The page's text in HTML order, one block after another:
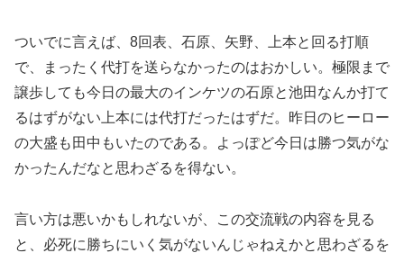
ついでに言えば、8回表、石原、矢野、上本と回る打順
で、まったく代打を送らなかったのはおかしい。極限まで
譲歩しても今日の最大のインケツの石原と池田なんか打て
るはずがない上本には代打だったはずだ。昨日のヒーロー
の大盛も田中もいたのである。よっぽど今日は勝つ気がな
かったんだなと思わざるを得ない。
言い方は悪いかもしれないが、この交流戦の内容を見る
と、必死に勝ちにいく気がないんじゃねえかと思わざるを